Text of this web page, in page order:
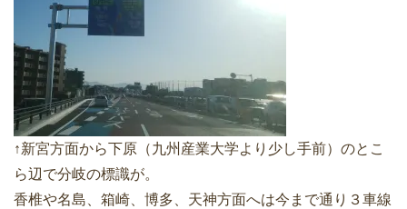
↑新宮方面から下原（九州産業大学より少し手前）のとこ
ら辺で分岐の標識が。
香椎や名島、箱崎、博多、天神方面へは今まで通り３車線